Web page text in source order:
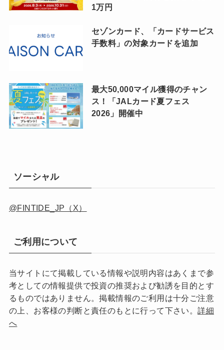
1万円
セゾンカード、「カードサービス
手数料」の対象カードを追加
最大50,000マイル獲得のチャン
ス！「JALカード夏フェス
2026」開催中
ソーシャル
@FINTIDE_JP（X）
ご利用について
当サイトにて掲載している情報や説明内容はあくまで参
考としての情報提供で投資の推奨および勧誘を目的とす
るものではありません。掲載情報のご利用は十分ご注意
の上、お客様の判断と責任のもとに行って下さい。詳細
へ